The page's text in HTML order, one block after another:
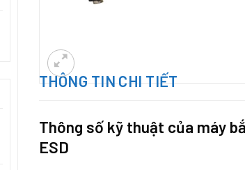
THÔNG TIN CHI TIẾT
Thông số kỹ thuật của máy
ESD